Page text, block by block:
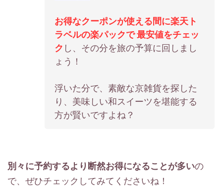
お得なクーポンが使える間に楽天ト
ラベルの楽パックで最安値をチェッ
ク し、その分を旅の予算に回しまし
ょう！
浮いた分で、素敵な京雑貨を探した
り、美味しい和スイーツを堪能する
方が賢いですよね？
別々に予約するより断然お得になることが多いの
で、ぜひチェックしてみてくださいね！